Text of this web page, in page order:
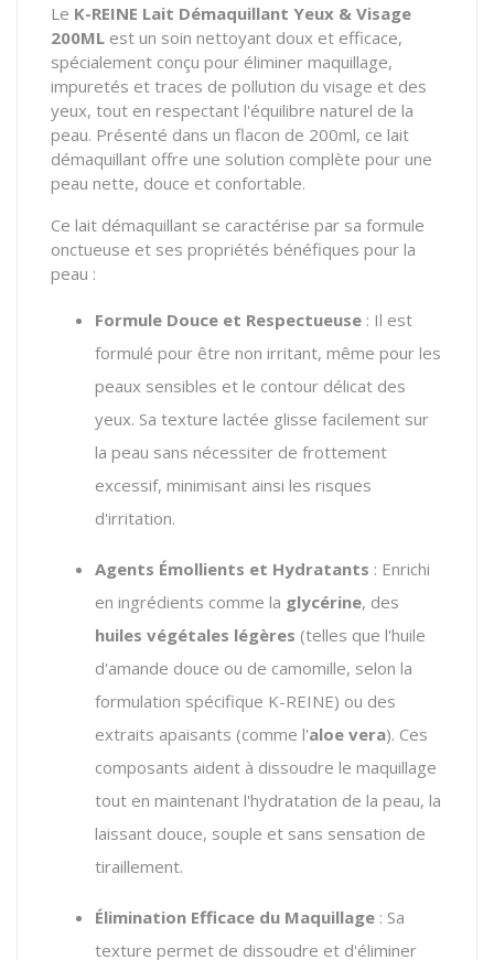
Le K-REINE Lait Démaquillant Yeux & Visage
200ML est un soin nettoyant doux et efficace,
spécialement conçu pour éliminer maquillage,
impuretés et traces de pollution du visage et des
yeux, tout en respectant l'équilibre naturel de la
peau. Présenté dans un flacon de 200ml, ce lait
démaquillant offre une solution complète pour une
peau nette, douce et confortable.
Ce lait démaquillant se caractérise par sa formule
onctueuse et ses propriétés bénéfiques pour la
peau :
Formule Douce et Respectueuse : Il est
formulé pour être non irritant, même pour les
peaux sensibles et le contour délicat des
yeux. Sa texture lactée glisse facilement sur
la peau sans nécessiter de frottement
excessif, minimisant ainsi les risques
d'irritation.
Agents Émollients et Hydratants : Enrichi
en ingrédients comme la glycérine, des
huiles végétales légères (telles que l'huile
d'amande douce ou de camomille, selon la
formulation spécifique K-REINE) ou des
extraits apaisants (comme l'aloe vera). Ces
composants aident à dissoudre le maquillage
tout en maintenant l'hydratation de la peau, la
laissant douce, souple et sans sensation de
tiraillement.
Élimination Efficace du Maquillage : Sa
texture permet de dissoudre et d'éliminer